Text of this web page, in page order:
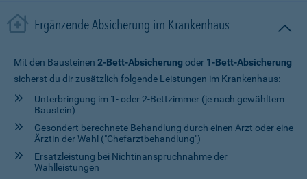
Ergänzende Absicherung im Krankenhaus
Mit den Bausteinen 2-Bett-Absicherung oder 1-Bett-Absicherung
sicherst du dir zusätzlich folgende Leistungen im Krankenhaus:
Unterbringung im 1- oder 2-Bettzimmer (je nach gewähltem
Baustein)
Gesondert berechnete Behandlung durch einen Arzt oder eine
Ärztin der Wahl ("Chefarztbehandlung")
Ersatzleistung bei Nichtinanspruchnahme der
Wahlleistungen